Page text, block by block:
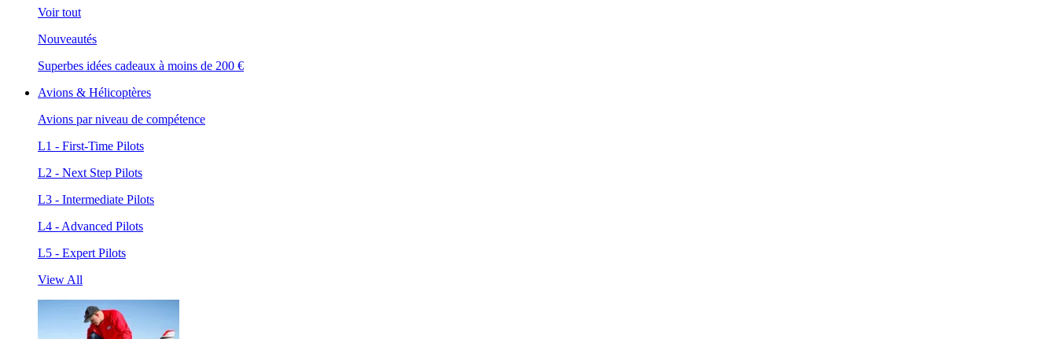
Voir tout
Nouveautés
Superbes idées cadeaux à moins de 200 €
Avions & Hélicoptères
Avions par niveau de compétence
L1 - First-Time Pilots
L2 - Next Step Pilots
L3 - Intermediate Pilots
L4 - Advanced Pilots
L5 - Expert Pilots
View All